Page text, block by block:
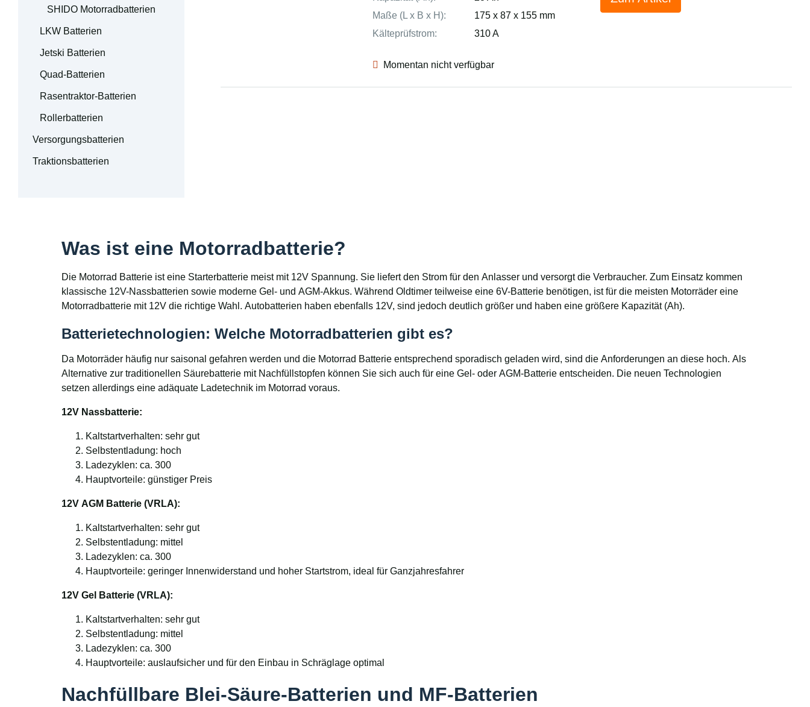
SHIDO Motorradbatterien
LKW Batterien
Jetski Batterien
Quad-Batterien
Rasentraktor-Batterien
Rollerbatterien
Versorgungsbatterien
Traktionsbatterien
Maße (L x B x H):
175 x 87 x 155 mm
Kälteprüfstrom:
310 A
Momentan nicht verfügbar
Was ist eine Motorradbatterie?
Die Motorrad Batterie ist eine Starterbatterie meist mit 12V Spannung. Sie liefert den Strom für den Anlasser und versorgt die Verbraucher. Zum Einsatz kommen
klassische 12V-Nassbatterien sowie moderne Gel- und AGM-Akkus. Während Oldtimer teilweise eine 6V-Batterie benötigen, ist für die meisten Motorräder eine
Motorradbatterie mit 12V die richtige Wahl. Autobatterien haben ebenfalls 12V, sind jedoch deutlich größer und haben eine größere Kapazität (Ah).
Batterietechnologien: Welche Motorradbatterien gibt es?
Da Motorräder häufig nur saisonal gefahren werden und die Motorrad Batterie entsprechend sporadisch geladen wird, sind die Anforderungen an diese hoch. Als
Alternative zur traditionellen Säurebatterie mit Nachfüllstopfen können Sie sich auch für eine Gel- oder AGM-Batterie entscheiden. Die neuen Technologien
setzen allerdings eine adäquate Ladetechnik im Motorrad voraus.
12V Nassbatterie:
Kaltstartverhalten: sehr gut
Selbstentladung: hoch
Ladezyklen: ca. 300
Hauptvorteile: günstiger Preis
12V AGM Batterie (VRLA):
Kaltstartverhalten: sehr gut
Selbstentladung: mittel
Ladezyklen: ca. 300
Hauptvorteile: geringer Innenwiderstand und hoher Startstrom, ideal für Ganzjahresfahrer
12V Gel Batterie (VRLA):
Kaltstartverhalten: sehr gut
Selbstentladung: mittel
Ladezyklen: ca. 300
Hauptvorteile: auslaufsicher und für den Einbau in Schräglage optimal
Nachfüllbare Blei-Säure-Batterien und MF-Batterien